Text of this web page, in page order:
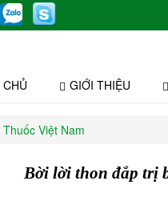
GIỚI THIỆU
Việt Nam
Bời lời thon đắp trị